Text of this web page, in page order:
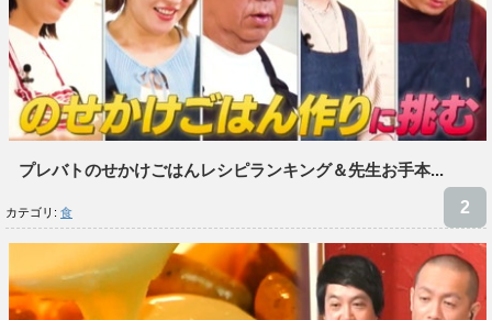
プレバトのせかけごはんレシピランキング＆先生お手本...
カテゴリ: 食